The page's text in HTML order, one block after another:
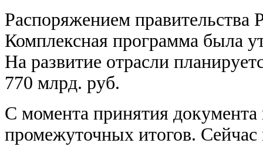
Распоряжением
Комплексная программа была
На развитие отрасли
770 млрд. руб.
С момента принятия
промежуточных итогов.